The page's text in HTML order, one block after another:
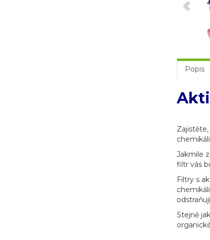
Popis
Jakmile
filtr vás
Filtry s
Stejně